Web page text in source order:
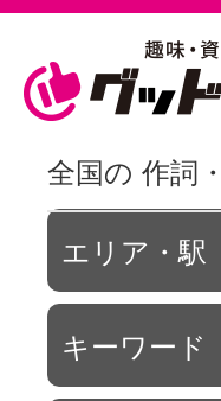
全国の 作詞
エリア・駅
キーワード